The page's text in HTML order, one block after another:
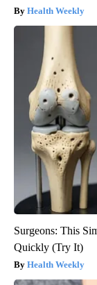
Health Weekly
Surgeons: This
Quickly (Try It)
Health Weekly